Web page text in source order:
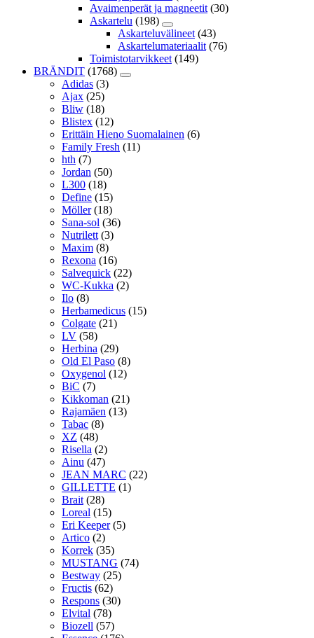
Avaimenperät ja magneetit (30)
Askartelu (198)
Askarteluvälineet (43)
Askartelumateriaalit (76)
Toimistotarvikkeet (149)
BRÄNDIT (1768)
Adidas (3)
Ajax (25)
Bliw (18)
Blistex (12)
Erittäin Hieno Suomalainen (6)
Family Fresh (11)
hth (7)
Jordan (50)
L300 (18)
Define (15)
Möller (18)
Sana-sol (36)
Nutrilett (3)
Maxim (8)
Rexona (16)
Salvequick (22)
WC-Kukka (2)
Ilo (8)
Herbamedicus (15)
Colgate (21)
LV (58)
Herbina (29)
Old El Paso (8)
Oxygenol (12)
BiC (7)
Kikkoman (21)
Rajamäen (13)
Tabac (8)
XZ (48)
Risella (2)
Ainu (47)
JEAN MARC (22)
GILLETTE (1)
Brait (28)
Loreal (15)
Eri Keeper (5)
Artico (2)
Korrek (35)
MUSTANG (74)
Bestway (25)
Fructis (62)
Respons (30)
Elvital (78)
Biozell (57)